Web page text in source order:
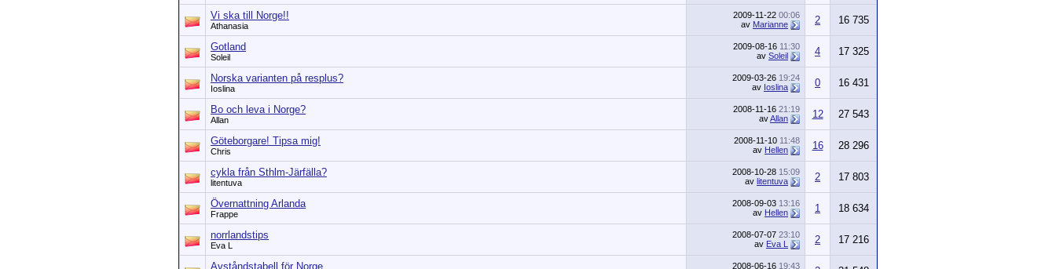
Vi ska till Norge!!
Athanasia
2009-11-22 00:06
av Marianne 2 16 735
Gotland
Soleil
2009-08-16 11:30
av Soleil 4 17 325
Norska varianten på resplus?
Ioslina
2009-03-26 19:24
av Ioslina 0 16 431
Bo och leva i Norge?
Allan
2008-11-16 21:19
avAllan 12 27 543
Göteborgare! Tipsa mig!
Chris
2008-11-10 11:48
av Hellen 16 28 296
cykla från Sthlm-Järfälla?
litentuva
2008-10-28 15:09
av litentuva 2 17 803
Övernattning Arlanda
Frappe
2008-09-03 13:16
av Hellen 1 18 634
norrlandstips
Eva L
2008-07-07 23:10
av Eva L 2 17 216
Avståndstabell för Norge 2008-06-16 19:43